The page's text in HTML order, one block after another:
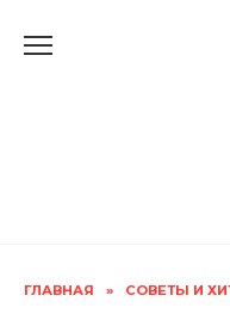
ГЛАВНАЯ » СОВЕТЫ И